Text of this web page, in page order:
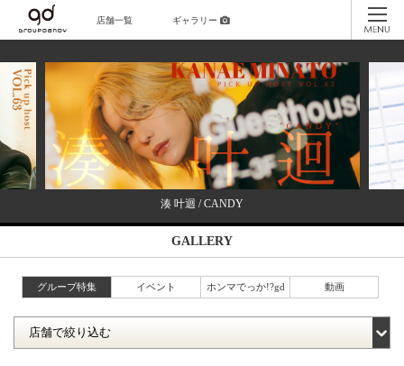
店舗一覧 ギャラリー
湊 叶迴 / CANDY
GALLERY
グループ特集 イベント ホンマでっか!?gd 動画